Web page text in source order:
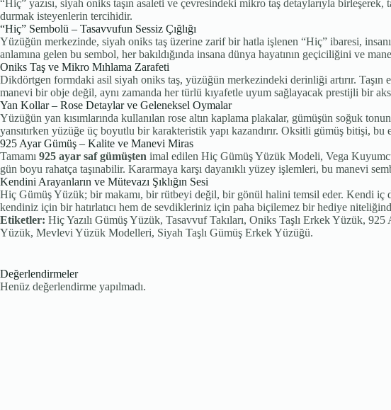
“Hiç” yazısı, siyah oniks taşın asaleti ve çevresindeki mikro taş detaylarıyla
durmak isteyenlerin tercihidir.
“Hiç” Sembolü – Tasavvufun Sessiz Çığlığı
Yüzüğün merkezinde, siyah oniks taş üzerine zarif bir hatla işlenen “Hiç” ibaresi,
anlamına gelen bu sembol, her bakıldığında insana dünya hayatının geçiciliğini ve
Oniks Taş ve Mikro Mıhlama Zarafeti
Dikdörtgen formdaki asil siyah oniks taş, yüzüğün merkezindeki derinliği artırır. Taşın
manevi bir obje değil, aynı zamanda her türlü kıyafetle uyum sağlayacak prestijli bir
Yan Kollar – Rose Detaylar ve Geleneksel Oymalar
Yüzüğün yan kısımlarında kullanılan rose altın kaplama plakalar, gümüşün soğuk
yansıtırken yüzüğe üç boyutlu bir karakteristik yapı kazandırır. Oksitli gümüş bitişi,
925 Ayar Gümüş – Kalite ve Manevi Miras
Tamamı 925 ayar saf gümüşten imal edilen Hiç Gümüş Yüzük Modeli, Vega
gün boyu rahatça taşınabilir. Kararmaya karşı dayanıklı yüzey işlemleri, bu manevi
Kendini Arayanların ve Mütevazı Şıklığın Sesi
Hiç Gümüş Yüzük; bir makamı, bir rütbeyi değil, bir gönül halini temsil eder. Kendi iç
kendiniz için bir hatırlatıcı hem de sevdikleriniz için paha biçilemez bir hediye
Etiketler: Hiç Yazılı Gümüş Yüzük, Tasavvuf Takıları, Oniks Taşlı Erkek Yüzük,
Yüzük, Mevlevi Yüzük Modelleri, Siyah Taşlı Gümüş Erkek Yüzüğü.
Değerlendirmeler
Henüz değerlendirme yapılmadı.